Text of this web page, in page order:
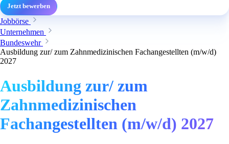
Jetzt bewerben
Jobbörse
Unternehmen
Bundeswehr
Ausbildung zur/ zum Zahnmedizinischen Fachangestellten (m/w/d)
2027
Ausbildung zur/ zum
Zahnmedizinischen
Fachangestellten (m/w/d) 2027